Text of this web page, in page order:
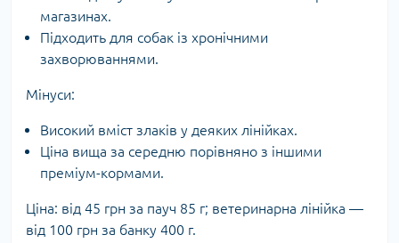
магазинах.
Підходить для собак із хронічними
захворюваннями.
Мінуси:
Високий вміст злаків у деяких лінійках.
Ціна вища за середню порівняно з іншими
преміум-кормами.
Ціна: від 45 грн за пауч 85 г; ветеринарна лінійка —
від 100 грн за банку 400 г.